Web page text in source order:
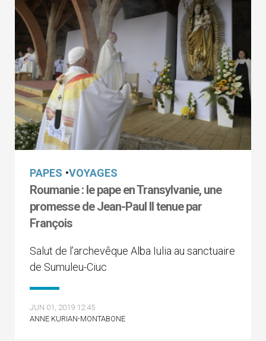
PAPES •VOYAGES
Roumanie : le pape en Transylvanie, une
promesse de Jean-Paul II tenue par
François
Salut de l’archevêque Alba Iulia au sanctuaire
de Sumuleu-Ciuc
JUN 01, 2019 12:45
ANNE KURIAN-MONTABONE